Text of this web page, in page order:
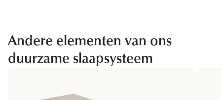
Andere elementen van ons
duurzame slaapsysteem